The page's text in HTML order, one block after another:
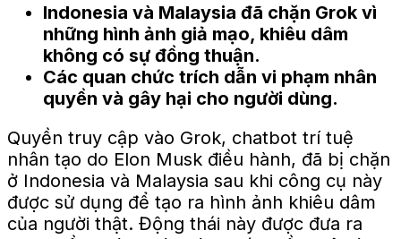
Indonesia và Malaysia đã chặn Grok vì
những hình ảnh giả mạo, khiêu dâm
không có sự đồng thuận.
Các quan chức trích dẫn vi phạm nhân
quyền và gây hại cho người dùng.
Quyền truy cập vào Grok, chatbot trí tuệ
nhân tạo do Elon Musk điều hành, đã bị chặn
ở Indonesia và Malaysia sau khi công cụ này
được sử dụng để tạo ra hình ảnh khiêu dâm
của người thật. Động thái này được đưa ra